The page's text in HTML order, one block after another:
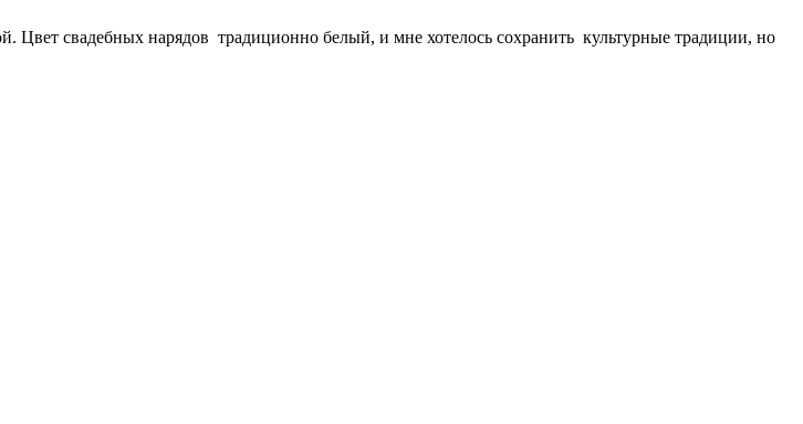
Цвет свадебных нарядов традиционно белый, и мне хотелось сохранить культурные традиции, но